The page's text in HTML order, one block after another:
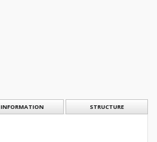
INFORMATION STRUCTURE